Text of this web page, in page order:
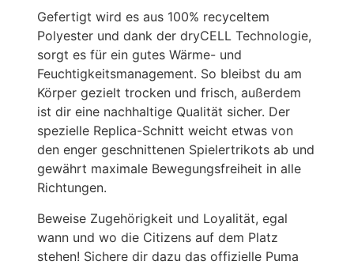
Gefertigt wird es aus 100% recyceltem
Polyester und dank der dryCELL Technologie,
sorgt es für ein gutes Wärme- und
Feuchtigkeitsmanagement. So bleibst du am
Körper gezielt trocken und frisch, außerdem
ist dir eine nachhaltige Qualität sicher. Der
spezielle Replica-Schnitt weicht etwas von
den enger geschnittenen Spielertrikots ab und
gewährt maximale Bewegungsfreiheit in alle
Richtungen.
Beweise Zugehörigkeit und Loyalität, egal
wann und wo die Citizens auf dem Platz
stehen! Sichere dir dazu das offizielle Puma